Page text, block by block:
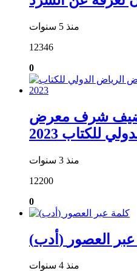
منذ 5 سنوات
12346
0
ضيف شرف معرض
للكتاب 2023
منذ 3 سنوات
12200
0
عبر العصور
منذ 4 سنوات